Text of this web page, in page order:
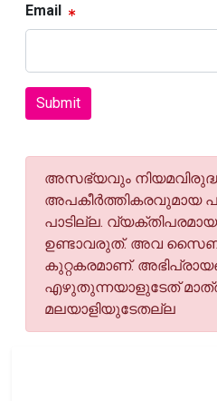
Email
Submit
അസഭ്യവും
അപകീര്‍ത്തികരവുമായ
പാടില്ല.
ഉണ്ടാവരുത്. അവ
കുറ്റകരമാണ്.
എഴുതുന്നയാളുടേത്
മലയാളിയുടേതല്ല